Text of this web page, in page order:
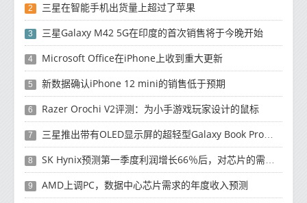
2 三星在智能手机出货量上超过了苹果
3 三星Galaxy M42 5G在印度的首次销售将于今晚开始
4 Microsoft Office在iPhone上收到重大更新
5 新数据确认iPhone 12 mini的销售低于预期
6 Razer Orochi V2评测：为小手游戏玩家设计的鼠标
7 三星推出带有OLED显示屏的超轻型Galaxy Book Pro和Galaxy Book Pro 360笔记本电脑
8 SK Hynix预测第一季度利润增长66％后，对芯片的需求将增强
9 AMD上调PC，数据中心芯片需求的年度收入预测